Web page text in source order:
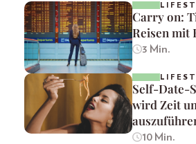
Carry on:
Reisen mit
3 Min.
Self-Date-
wird Zeit
10 Min.